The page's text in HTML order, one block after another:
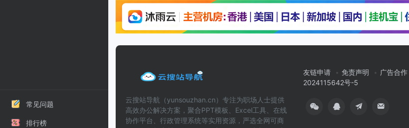
常见问题
排行榜
云搜站导航（yunsouzhan.cn）专注为职场人士提供
高效办公解决方案，聚合PPT模板、Excel工具、在线
协作平台、行政管理系统等实用资源，严选全网可商
友链申请 免责声明 广告合作
2024115642号-5